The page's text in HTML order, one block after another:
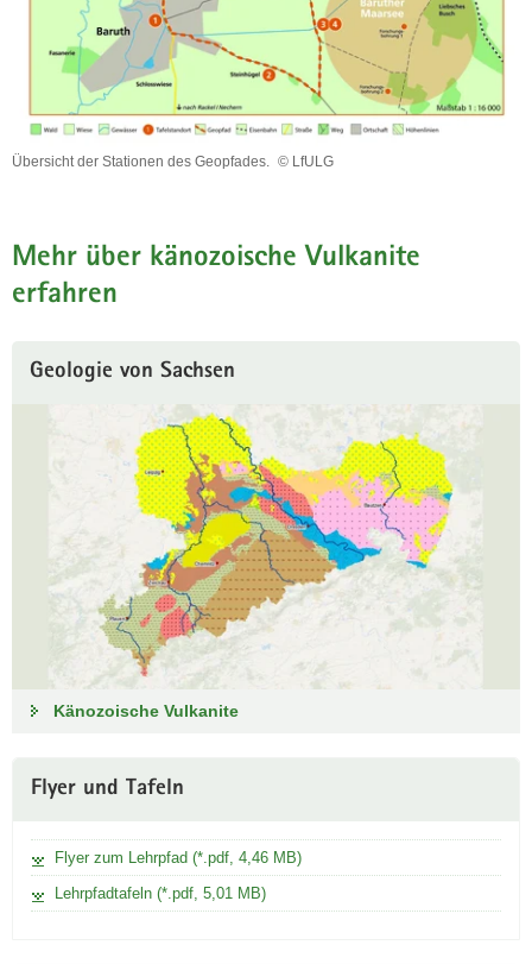
Übersicht der Stationen des Geopfades. © LfULG
des
Geopfades.
Mehr über känozoische Vulkanite
erfahren
Geologie von Sachsen
Känozoische Vulkanite
Information
Flyer und Tafeln
Flyer zum Lehrpfad (*.pdf, 4,46 MB)
Lehrpfadtafeln (*.pdf, 5,01 MB)